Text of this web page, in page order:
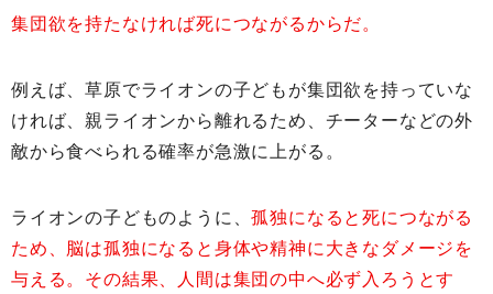
集団欲を持たなければ死につながるからだ。
例えば、草原でライオンの子どもが集団欲を持っていな
ければ、親ライオンから離れるため、チーターなどの外
敵から食べられる確率が急激に上がる。
ライオンの子どものように、孤独になると死につながる
ため、脳は孤独になると身体や精神に大きなダメージを
与える。その結果、人間は集団の中へ必ず入ろうとす